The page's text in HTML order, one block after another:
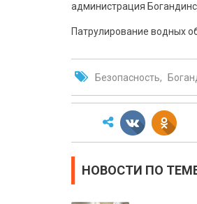
администрация
Патрулирование водных
Безопасность
НОВОСТИ ПО